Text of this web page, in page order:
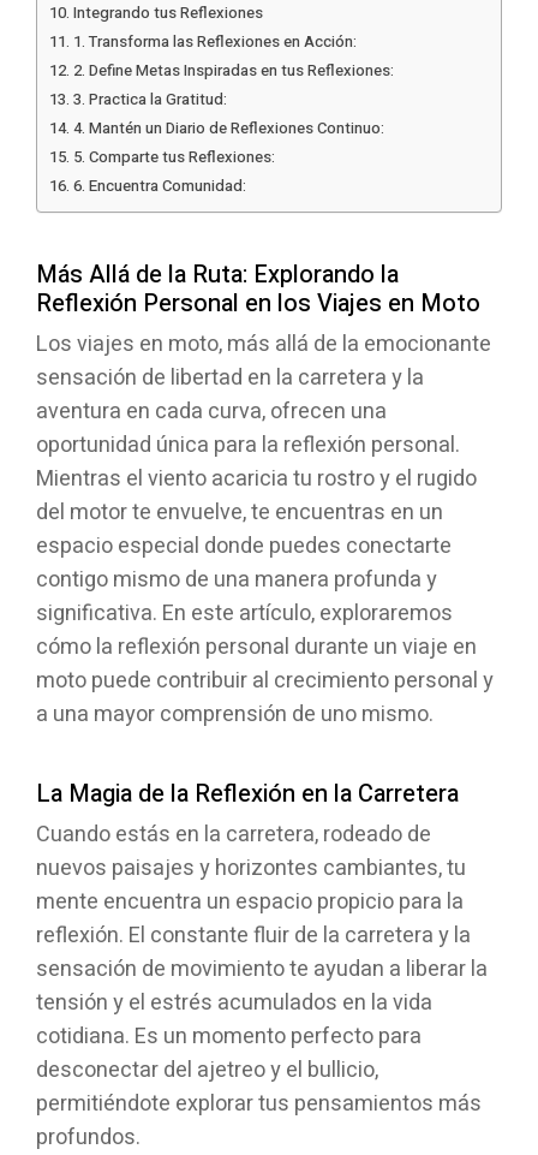
Integrando tus Reflexiones
1. Transforma las Reflexiones en Acción:
2. Define Metas Inspiradas en tus Reflexiones:
3. Practica la Gratitud:
4. Mantén un Diario de Reflexiones Continuo:
5. Comparte tus Reflexiones:
6. Encuentra Comunidad:
Más Allá de la Ruta: Explorando la
Reflexión Personal en los Viajes en Moto
Los viajes en moto, más allá de la emocionante
sensación de libertad en la carretera y la
aventura en cada curva, ofrecen una
oportunidad única para la reflexión personal.
Mientras el viento acaricia tu rostro y el rugido
del motor te envuelve, te encuentras en un
espacio especial donde puedes conectarte
contigo mismo de una manera profunda y
significativa. En este artículo, exploraremos
cómo la reflexión personal durante un viaje en
moto puede contribuir al crecimiento personal y
a una mayor comprensión de uno mismo.
La Magia de la Reflexión en la Carretera
Cuando estás en la carretera, rodeado de
nuevos paisajes y horizontes cambiantes, tu
mente encuentra un espacio propicio para la
reflexión. El constante fluir de la carretera y la
sensación de movimiento te ayudan a liberar la
tensión y el estrés acumulados en la vida
cotidiana. Es un momento perfecto para
desconectar del ajetreo y el bullicio,
permitiéndote explorar tus pensamientos más
profundos.